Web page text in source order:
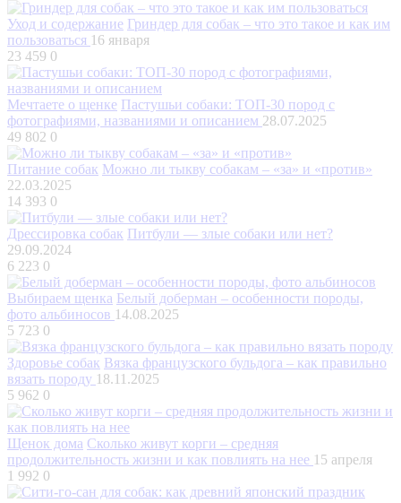
Уход и содержание Гриндер для собак – что это такое и как им
пользоваться 16 января
23 459 0
Мечтаете о щенке Пастушьи собаки: ТОП-30 пород с
фотографиями, названиями и описанием 28.07.2025
49 802 0
Питание собак Можно ли тыкву собакам – «за» и «против»
22.03.2025
14 393 0
Дрессировка собак Питбули — злые собаки или нет?
29.09.2024
6 223 0
Выбираем щенка Белый доберман – особенности породы,
фото альбиносов 14.08.2025
5 723 0
Здоровье собак Вязка французского бульдога – как правильно
вязать породу 18.11.2025
5 962 0
Щенок дома Сколько живут корги – средняя
продолжительность жизни и как повлиять на нее 15 апреля
1 992 0